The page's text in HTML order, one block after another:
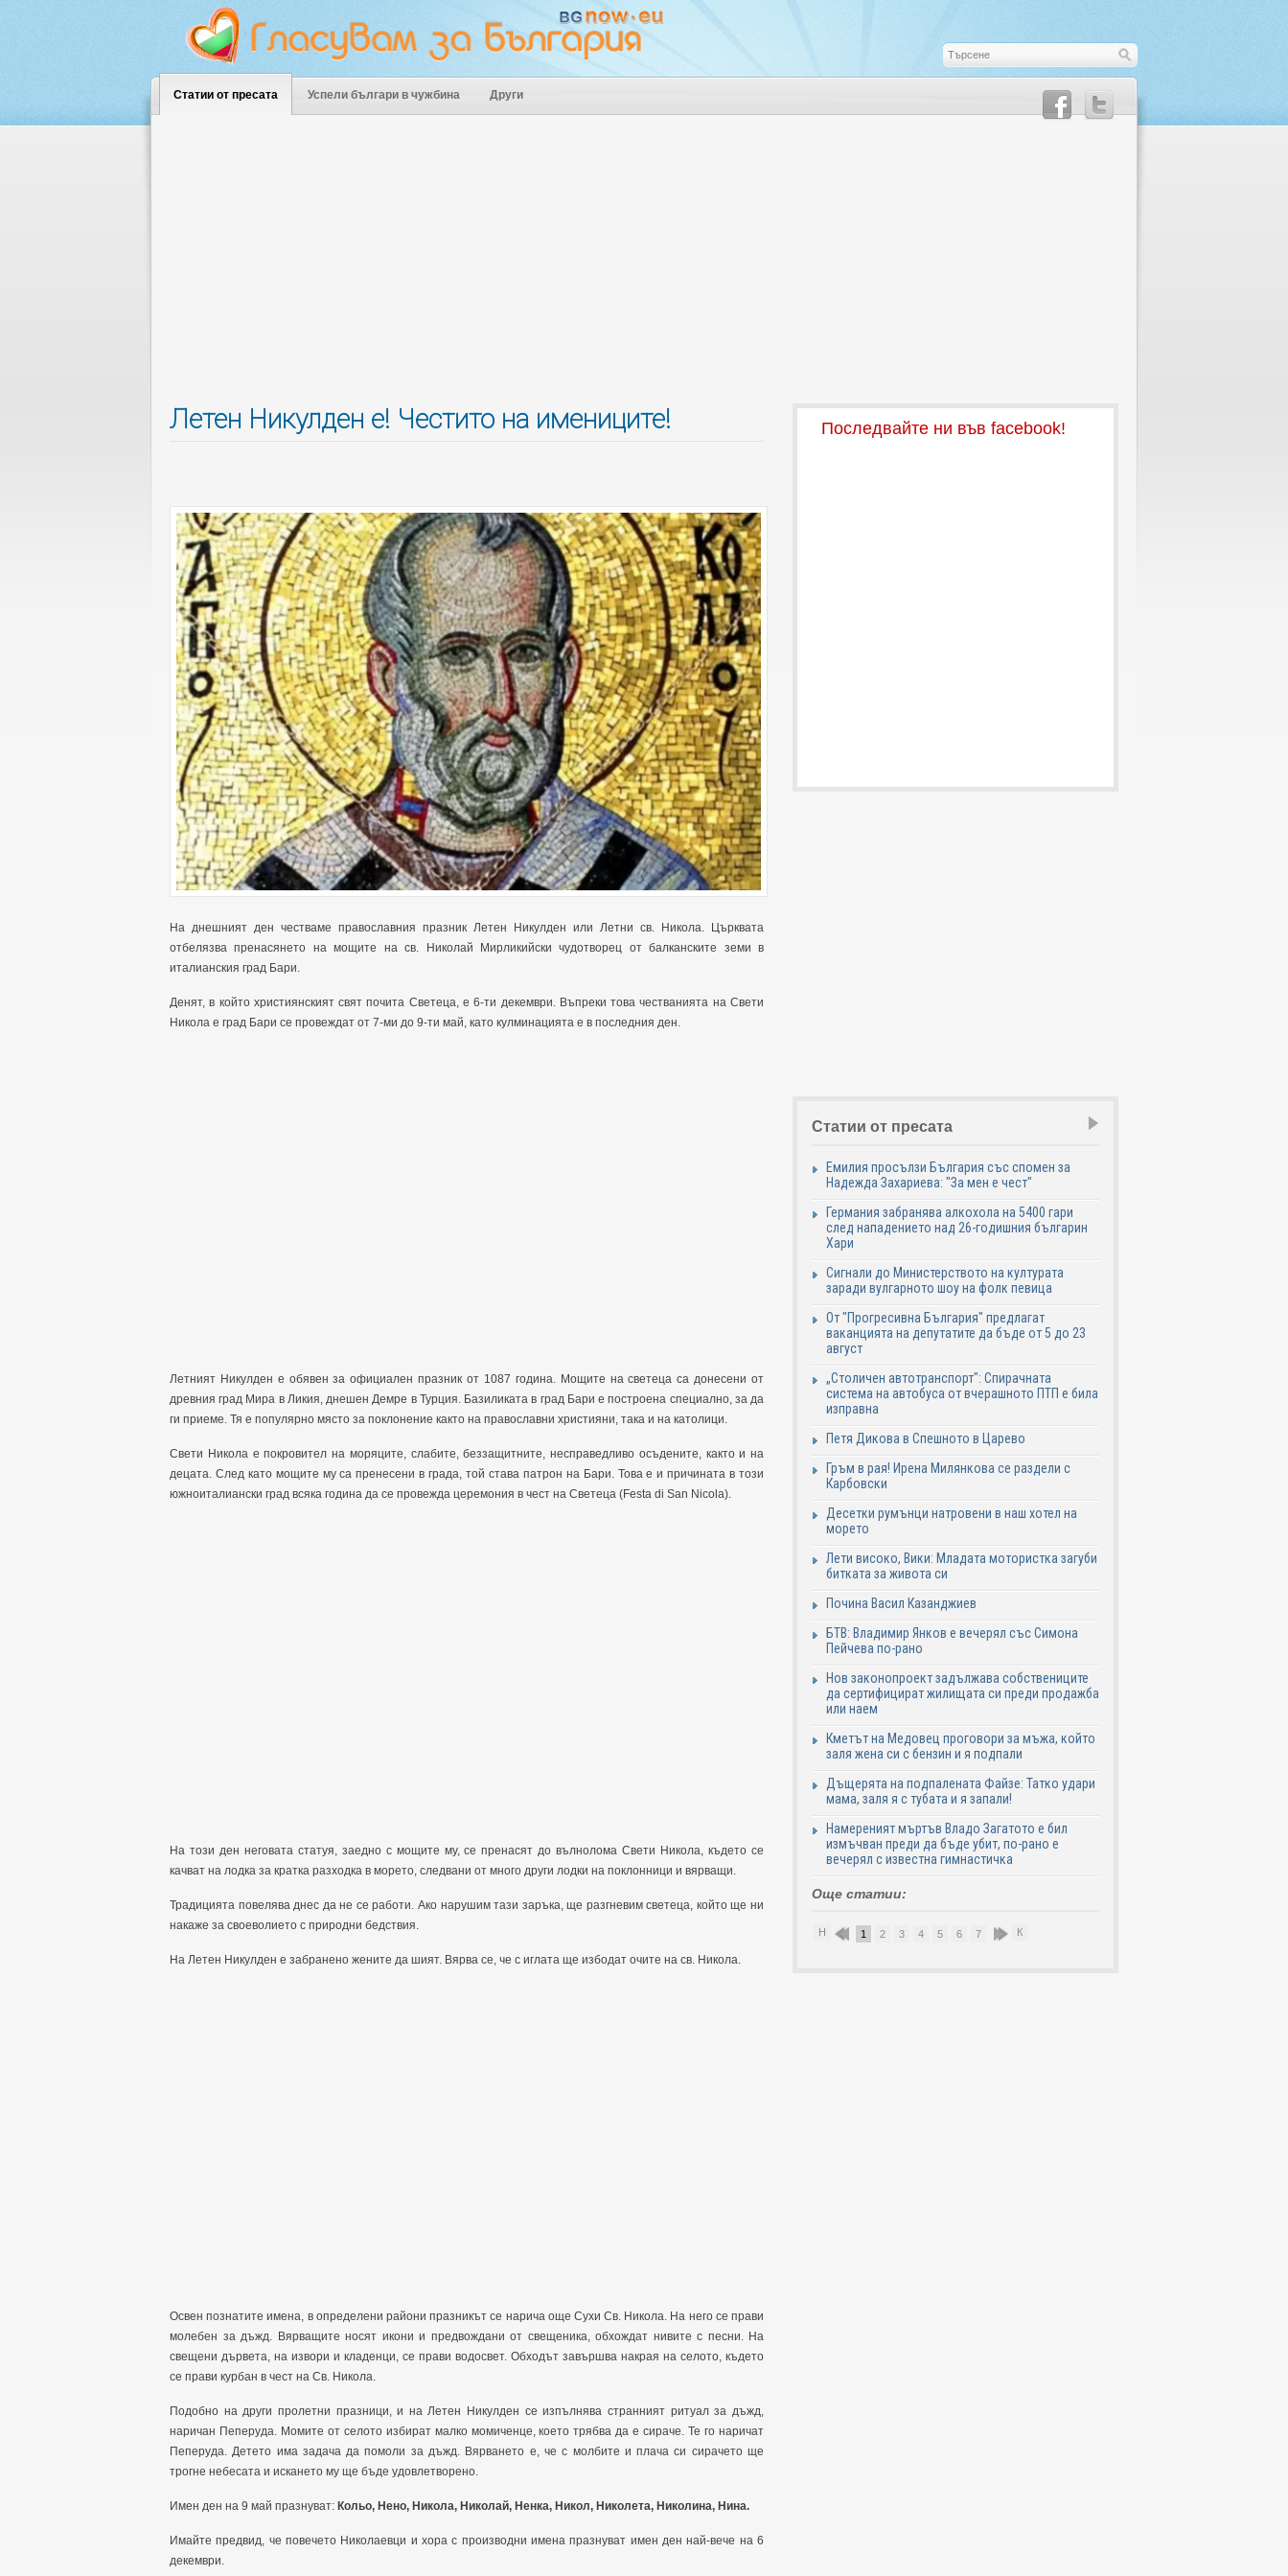
Статии от пресата Успели българи в чужбина Други
Летен Никулден е! Честито на имениците!
На днешният ден честваме православния празник Летен Никулден или Летни св. Никола. Църквата
отбелязва пренасянето на мощите на св. Николай Мирликийски чудотворец от балканските земи в
италианския град Бари.
Денят, в който християнският свят почита Светеца, е 6-ти декември. Въпреки това честванията на Свети
Никола е град Бари се провеждат от 7-ми до 9-ти май, като кулминацията е в последния ден.
Летният Никулден е обявен за официален празник от 1087 година. Мощите на светеца са донесени от
древния град Мира в Ликия, днешен Демре в Турция. Базиликата в град Бари е построена специално, за да
ги приеме. Тя е популярно място за поклонение както на православни християни, така и на католици.
Свети Никола е покровител на моряците, слабите, беззащитните, несправедливо осъдените, както и на
децата. След като мощите му са пренесени в града, той става патрон на Бари. Това е и причината в този
южноиталиански град всяка година да се провежда церемония в чест на Светеца (Festa di San Nicola).
На този ден неговата статуя, заедно с мощите му, се пренасят до вълнолома Свети Никола, където се
качват на лодка за кратка разходка в морето, следвани от много други лодки на поклонници и вярващи.
Традицията повелява днес да не се работи. Ако нарушим тази заръка, ще разгневим светеца, който ще ни
накаже за своеволието с природни бедствия.
На Летен Никулден е забранено жените да шият. Вярва се, че с иглата ще избодат очите на св. Никола.
Освен познатите имена, в определени райони празникът се нарича още Сухи Св. Никола. На него се прави
молебен за дъжд. Вярващите носят икони и предвождани от свещеника, обхождат нивите с песни. На
свещени дървета, на извори и кладенци, се прави водосвет. Обходът завършва накрая на селото, където
се прави курбан в чест на Св. Никола.
Подобно на други пролетни празници, и на Летен Никулден се изпълнява странният ритуал за дъжд,
наричан Пеперуда. Момите от селото избират малко момиченце, което трябва да е сираче. Те го наричат
Пеперуда. Детето има задача да помоли за дъжд. Вярването е, че с молбите и плача си сирачето ще
трогне небесата и искането му ще бъде удовлетворено.
Имен ден на 9 май празнуват: Кольо, Нено, Никола, Николай, Ненка, Никол, Николета, Николина, Нина.
Имайте предвид, че повечето Николаевци и хора с производни имена празнуват имен ден най-вече на 6
декември.
Последвайте ни във facebook!
Статии от пресата
Емилия просълзи България със спомен за
Надежда Захариева: "За мен е чест"
Германия забранява алкохола на 5400 гари
след нападението над 26-годишния българин
Хари
Сигнали до Министерството на културата
заради вулгарното шоу на фолк певица
От "Прогресивна България" предлагат
ваканцията на депутатите да бъде от 5 до 23
август
„Столичен автотранспорт": Спирачната
система на автобуса от вчерашното ПТП е била
изправна
Петя Дикова в Спешното в Царево
Гръм в рая! Ирена Милянкова се раздели с
Карбовски
Десетки румънци натровени в наш хотел на
морето
Лети високо, Вики: Младата мотористка загуби
битката за живота си
Почина Васил Казанджиев
БТВ: Владимир Янков е вечерял със Симона
Пейчева по-рано
Нов законопроект задължава собствениците
да сертифицират жилищата си преди продажба
или наем
Кметът на Медовец проговори за мъжа, който
заля жена си с бензин и я подпали
Дъщерята на подпалената Файзе: Татко удари
мама, заля я с тубата и я запали!
Намереният мъртъв Владо Загатото е бил
измъчван преди да бъде убит, по-рано е
вечерял с известна гимнастичка
Още статии:
Н 1 2 3 4 5 6 7 8 9К